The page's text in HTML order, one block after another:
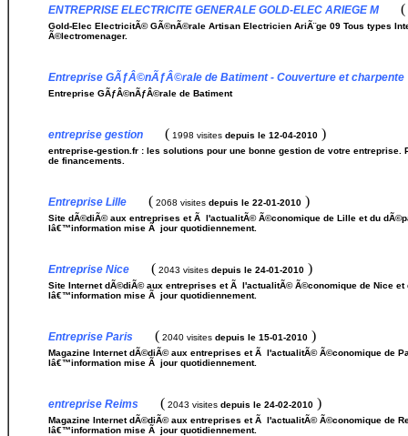
ENTREPRISE ELECTRICITE GENERALE GOLD-ELEC ARIEGE M (
Gold-Elec ElectricitÃ© GÃ©nÃ©rale Artisan Electricien AriÃ¨ge 09 Tous types
Ã©lectromenager.
Entreprise GÃƒÂ©nÃƒÂ©rale de Batiment - Couverture et charpente
Entreprise GÃƒÂ©nÃƒÂ©rale de Batiment
entreprise gestion ( 1998 visites depuis le 12-04-2010 )
entreprise-gestion.fr : les solutions pour une bonne gestion de votre
de financements.
Entreprise Lille ( 2068 visites depuis le 22-01-2010 )
Site dÃ©diÃ© aux entreprises et Ã l'actualitÃ© Ã©conomique de Lille et du
lâ€™information mise Ã jour quotidiennement.
Entreprise Nice ( 2043 visites depuis le 24-01-2010 )
Site Internet dÃ©diÃ© aux entreprises et Ã l'actualitÃ© Ã©conomique de Nice
lâ€™information mise Ã jour quotidiennement.
Entreprise Paris ( 2040 visites depuis le 15-01-2010 )
Magazine Internet dÃ©diÃ© aux entreprises et Ã l'actualitÃ© Ã©conomique de
lâ€™information mise Ã jour quotidiennement.
entreprise Reims ( 2043 visites depuis le 24-02-2010 )
Magazine Internet dÃ©diÃ© aux entreprises et Ã l'actualitÃ© Ã©conomique de
lâ€™information mise Ã jour quotidiennement.